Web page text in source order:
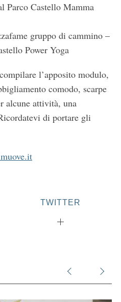
Parco Castello Mamma
gruppo di cammino –
Power Yoga
l’apposito modulo,
comodo, scarpe
alcune attività, una
di portare gli
TWITTER